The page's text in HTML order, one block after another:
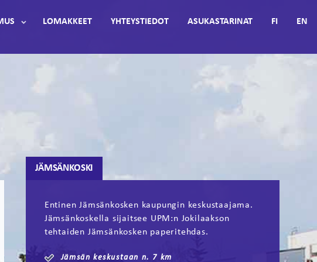
LOMAKKEET YHTEYSTIEDOT ASUKASTARINAT FI EN
JÄMSÄNKOSKI
Entinen Jämsänkosken kaupungin keskustaajama.
Jämsänkoskella sijaitsee UPM:n Jokilaakson
tehtaiden Jämsänkosken paperitehdas.
Jämsän keskustaan n. 7 km